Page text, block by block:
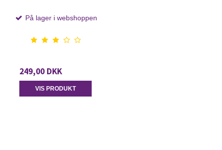
På lager i webshoppen
249,00 DKK
VIS PRODUKT